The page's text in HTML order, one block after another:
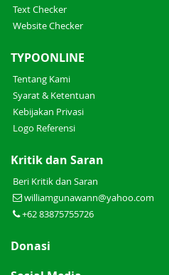
Text Checker
Website Checker
TYPOONLINE
Tentang Kami
Syarat & Ketentuan
Kebijakan Privasi
Logo Referensi
Kritik dan Saran
Beri Kritik dan Saran
williamgunawann@yahoo.com
+62 83875755726
Donasi